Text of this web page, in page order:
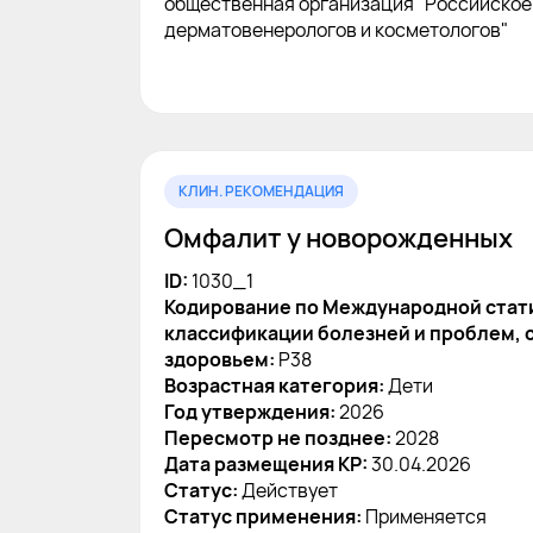
дерматовенерологов и косметологов"
КЛИН. РЕКОМЕНДАЦИЯ
Омфалит у новорожденных
ID: 1030_1
Кодирование по Международной
классификации болезней и проблем,
здоровьем: P38
Возрастная категория:Дети
Год утверждения:2026
Пересмотр не позднее:2028
Дата размещения КР:30.04.2026
Статус:Действует
Статус применения: Применяется